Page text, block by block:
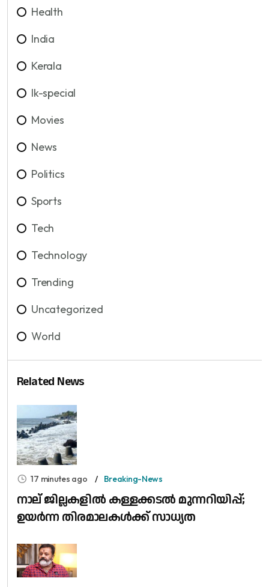
Health
India
Kerala
lk-special
Movies
News
Politics
Sports
Tech
Technology
Trending
Uncategorized
World
Related News
17 minutes ago Breaking-News
നാല് ജില്ലകളിൽ കള്ളക്കടൽ മുന്നറിയിപ്പ്;
ഉയർന്ന തിരമാലകൾക്ക് സാധ്യത